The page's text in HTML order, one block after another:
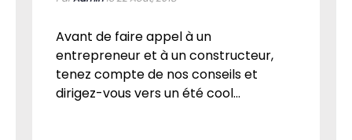
Avant de faire appel à un
entrepreneur et à un constructeur,
tenez compte de nos conseils et
dirigez-vous vers un été cool...